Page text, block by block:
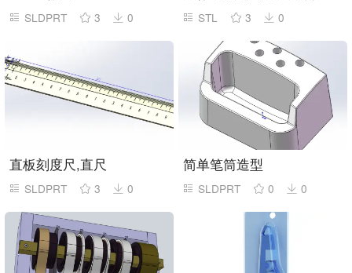
SLDPRT 3 0 STL 3 0
直板刻度尺,直尺
SLDPRT 3 0
简单笔筒造型
SLDPRT 0 0